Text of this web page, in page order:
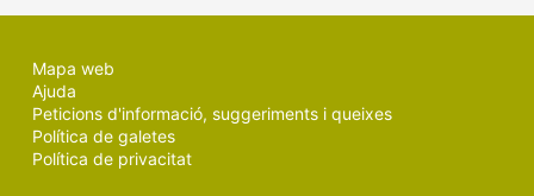
Mapa web
Ajuda
Peticions d'informació, suggeriments i queixes
Política de galetes
Política de privacitat